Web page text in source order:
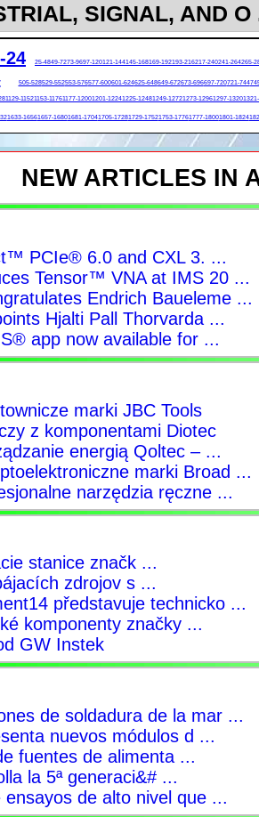
SIGNAL, AND O
24 25-4849-7273-9697-120121-144145-168169-192193-216217-240241-264265-
505-528529-552553-576577-600601-624625-648649-672673-696697-720721-744
1129-11521153-11761177-12001201-12241225-12481249-12721273-12961297-1320
1633-16561657-16801681-17041705-17281729-17521753-17761777-18001801-1824
NEW ARTICLES IN
PCIe® 6.0 and CXL 3. ...
Tensor™ VNA at IMS 20 ...
Endrich Baueleme ...
Hjalti Pall Thorvarda ...
app now available for ...
marki JBC Tools
z komponentami Diotec
energią Qoltec – ...
marki Broad ...
narzędzia ręczne ...
stanice značk ...
zdrojov s ...
představuje technicko ...
komponenty značky ...
GW Instek
de soldadura de la mar ...
nuevos módulos d ...
fuentes de alimenta ...
la 5ª generaci&# ...
de alto nivel que ...